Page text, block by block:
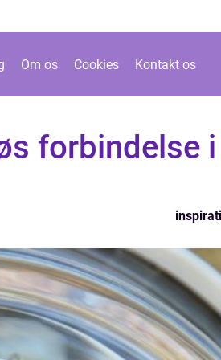
Om os Cookies Kontakt os
forbindelse i